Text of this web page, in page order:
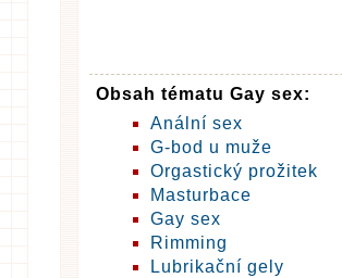
Obsah tématu Gay sex:
Anální sex
G-bod u muže
Orgastický prožitek
Masturbace
Gay sex
Rimming
Lubrikační gely